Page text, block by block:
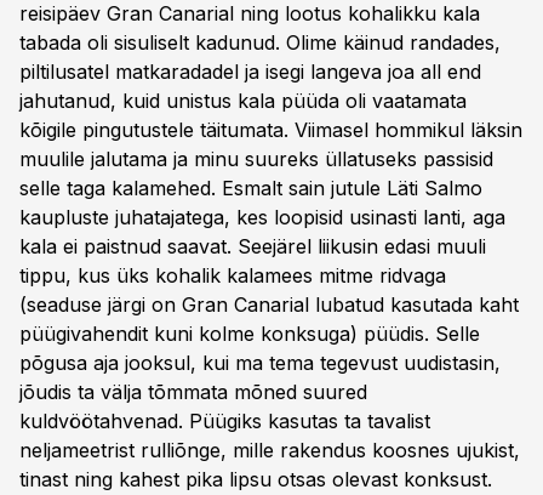
reisipäev Gran Canarial ning lootus kohalikku kala
tabada oli sisuliselt kadunud. Olime käinud randades,
piltilusatel matkaradadel ja isegi langeva joa all end
jahutanud, kuid unistus kala püüda oli vaatamata
kõigile pingutustele täitumata. Viimasel hommikul läksin
muulile jalutama ja minu suureks üllatuseks passisid
selle taga kalamehed. Esmalt sain jutule Läti Salmo
kaupluste juhatajatega, kes loopisid usinasti lanti, aga
kala ei paistnud saavat. Seejärel liikusin edasi muuli
tippu, kus üks kohalik kalamees mitme ridvaga
(seaduse järgi on Gran Canarial lubatud kasutada kaht
püügivahendit kuni kolme konksuga) püüdis. Selle
põgusa aja jooksul, kui ma tema tegevust uudistasin,
jõudis ta välja tõmmata mõned suured
kuldvöötahvenad. Püügiks kasutas ta tavalist
neljameetrist rulliõnge, mille rakendus koosnes ujukist,
tinast ning kahest pika lipsu otsas olevast konksust.